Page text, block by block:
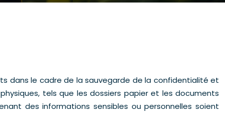
dans le cadre de la sauvegarde de la confidentialité et
tels que les dossiers papier et les documents
des informations sensibles ou personnelles soient